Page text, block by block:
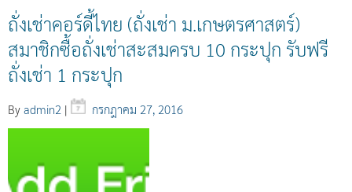
ถั่งเช่าคอร์ดี้ไทย (ถั่งเช่า ม.เกษตรศาสตร์)
สมาชิกซื้อถั่งเช่าสะสมครบ 10 กระปุก รับฟรี
ถั่งเช่า 1 กระปุก
By admin2 | กรกฎาคม 27, 2016